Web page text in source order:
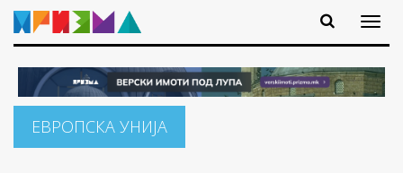
ЕВРОПСКА УНИЈА